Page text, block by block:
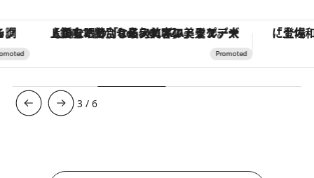
【銀座で出合う最旬美容】美髪ケアや上質な眠り…セルフケアのアップデートから、特別な名入れギフトまで。大人のための「ReFa GINZA」クルーズ
3 /6